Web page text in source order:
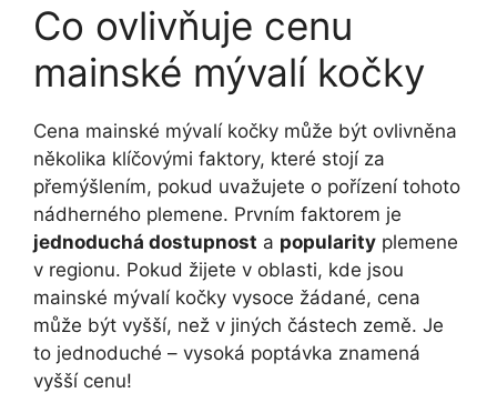
Co ovlivňuje cenu
mainské mývalí kočky
Cena mainské mývalí kočky může být ovlivněna
několika klíčovými faktory, které stojí za
přemýšlením, pokud uvažujete o pořízení tohoto
nádherného plemene. Prvním faktorem je
jednoduchá dostupnost a popularity plemene
v regionu. Pokud žijete v oblasti, kde jsou
mainské mývalí kočky vysoce žádané, cena
může být vyšší, než v jiných částech země. Je
to jednoduché – vysoká poptávka znamená
vyšší cenu!